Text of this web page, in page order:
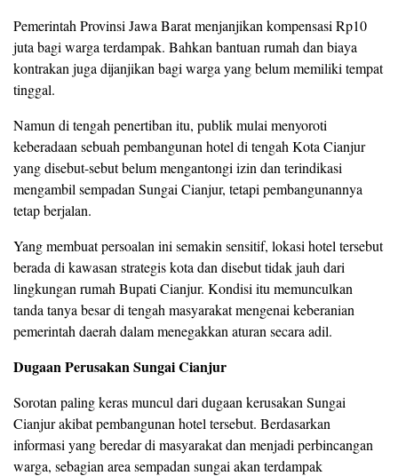
Pemerintah Provinsi Jawa Barat menjanjikan kompensasi Rp10
juta bagi warga terdampak. Bahkan bantuan rumah dan biaya
kontrakan juga dijanjikan bagi warga yang belum memiliki tempat
tinggal.
Namun di tengah penertiban itu, publik mulai menyoroti
keberadaan sebuah pembangunan hotel di tengah Kota Cianjur
yang disebut-sebut belum mengantongi izin dan terindikasi
mengambil sempadan Sungai Cianjur, tetapi pembangunannya
tetap berjalan.
Yang membuat persoalan ini semakin sensitif, lokasi hotel tersebut
berada di kawasan strategis kota dan disebut tidak jauh dari
lingkungan rumah Bupati Cianjur. Kondisi itu memunculkan
tanda tanya besar di tengah masyarakat mengenai keberanian
pemerintah daerah dalam menegakkan aturan secara adil.
Dugaan Perusakan Sungai Cianjur
Sorotan paling keras muncul dari dugaan kerusakan Sungai
Cianjur akibat pembangunan hotel tersebut. Berdasarkan
informasi yang beredar di masyarakat dan menjadi perbincangan
warga, sebagian area sempadan sungai akan terdampak